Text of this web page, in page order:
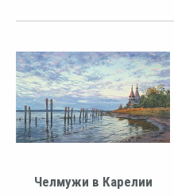
Челмужи в Карелии